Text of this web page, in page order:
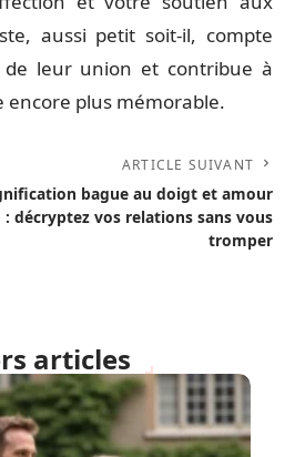
aussi petit soit-il, compte
de leur union et contribue à
plus mémorable.
ARTICLE SUIVANT
bague au doigt et amour
: décryptez vos relations sans vous
tromper
articles